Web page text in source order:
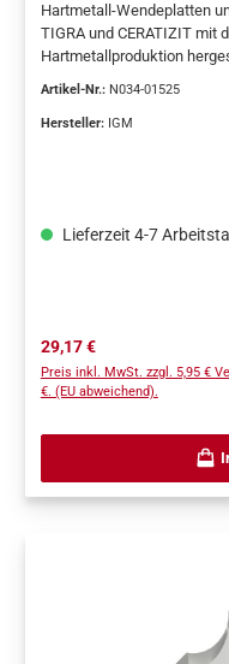
Hartmetall-Wendeplatten
TIGRA und CERATIZIT mit
Hartmetallproduktion
Produktion und die
nur eine Auswahl der
Artikel-Nr.: N034-01525
Hersteller: IGM
Lieferzeit 4-7
Regulärer Preis:
29,17 €
Preis inkl. MwSt. zzgl. 5,95 €
€. (EU abweichend).